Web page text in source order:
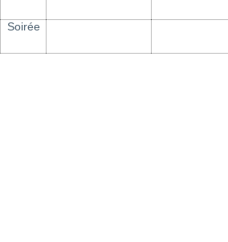
Soirée